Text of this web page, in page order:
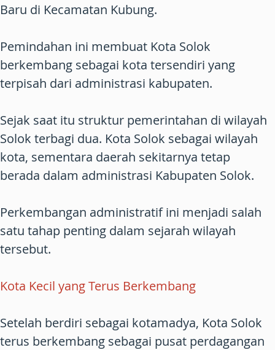
Baru di Kecamatan Kubung.
Pemindahan ini membuat Kota Solok
berkembang sebagai kota tersendiri yang
terpisah dari administrasi kabupaten.
Sejak saat itu struktur pemerintahan di wilayah
Solok terbagi dua. Kota Solok sebagai wilayah
kota, sementara daerah sekitarnya tetap
berada dalam administrasi Kabupaten Solok.
Perkembangan administratif ini menjadi salah
satu tahap penting dalam sejarah wilayah
tersebut.
Kota Kecil yang Terus Berkembang
Setelah berdiri sebagai kotamadya, Kota Solok
terus berkembang sebagai pusat perdagangan